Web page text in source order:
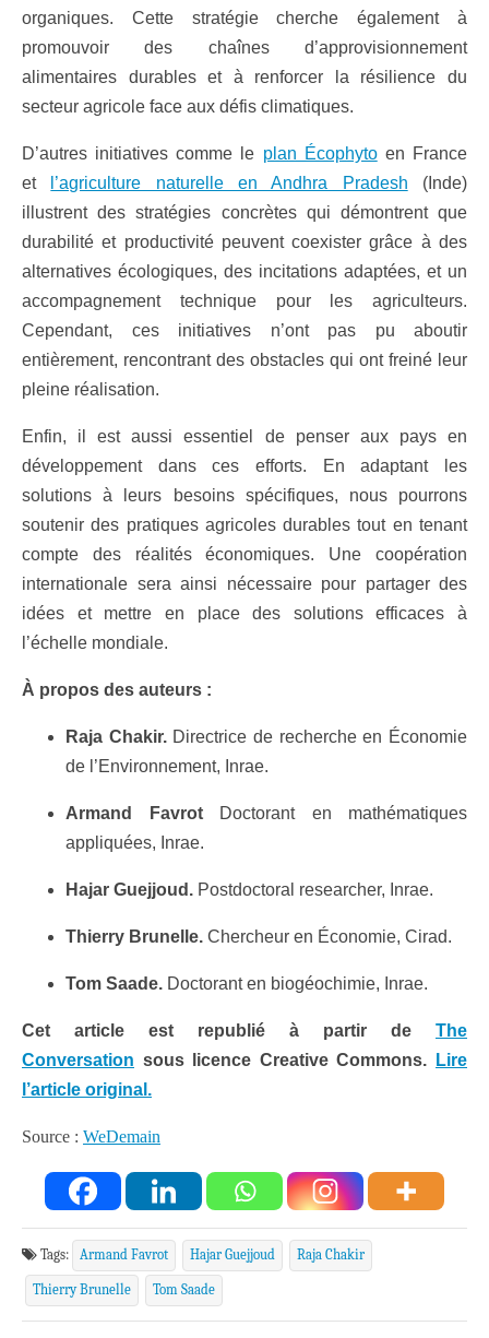
organiques. Cette stratégie cherche également à
promouvoir des chaînes d’approvisionnement
alimentaires durables et à renforcer la résilience du
secteur agricole face aux défis climatiques.
D’autres initiatives comme le plan Écophytoen France
et
l’agriculture naturelle en Andhra Pradesh (Inde)
illustrent des stratégies concrètes qui démontrent que
durabilité et productivité peuvent coexister grâce à des
alternatives écologiques, des incitations adaptées, et un
accompagnement technique pour les agriculteurs.
Cependant, ces initiatives n’ont pas pu aboutir
entièrement, rencontrant des obstacles qui ont freiné leur
pleine réalisation.
Enfin, il est aussi essentiel de penser aux pays en
développement dans ces efforts. En adaptant les
solutions à leurs besoins spécifiques, nous pourrons
soutenir des pratiques agricoles durables tout en tenant
compte des réalités économiques. Une coopération
internationale sera ainsi nécessaire pour partager des
idées et mettre en place des solutions efficaces à
l’échelle mondiale.
À propos des auteurs :
Raja Chakir.Directrice de recherche en Économie
de l’Environnement, Inrae.
Armand FavrotDoctorant en mathématiques
appliquées, Inrae.
Hajar Guejjoud. Postdoctoral researcher, Inrae.
Thierry Brunelle. Chercheur en Économie, Cirad.
Tom Saade. Doctorant en biogéochimie, Inrae.
Cet article est republié à partir de The
Conversation sous licence Creative Commons.
Lire
l’article original.
Source : WeDemain
Tags: Armand Favrot Hajar Guejjoud Raja Chakir
Thierry Brunelle Tom Saade